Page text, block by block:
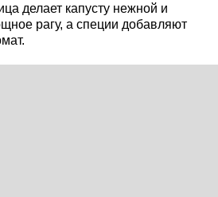
делает капусту нежной и
рагу, а специи добавляют